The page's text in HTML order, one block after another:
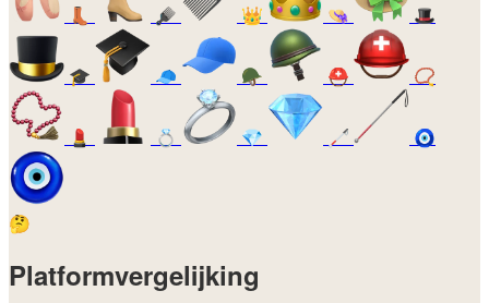
👢 🪮 👑 👒 🎩
🎓 🧢 🪖 ⛑️ 📿
💄 💍 💎 🦯 🧿
🤔
Platformvergelijking